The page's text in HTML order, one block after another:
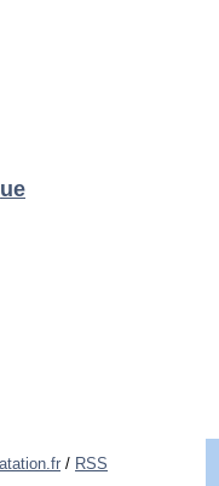
/ RSS